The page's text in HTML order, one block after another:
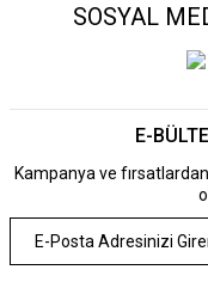
SOSYAL
E-
Kampanya ve